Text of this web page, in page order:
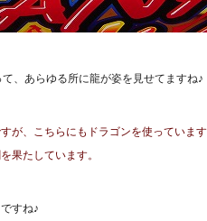
、あらゆる所に龍が姿を見せてますね♪
が、こちらにもドラゴンを使っていま
果たしています。
すね♪